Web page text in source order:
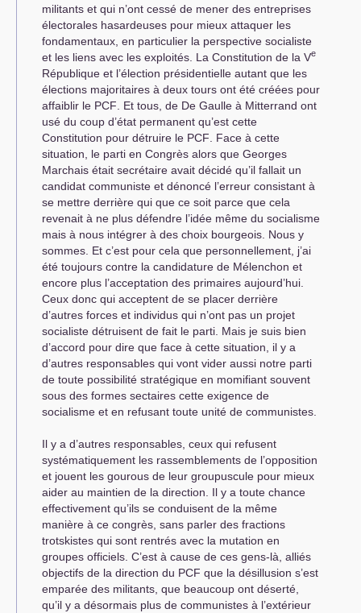
militants et qui n’ont cessé de mener des entreprises
électorales hasardeuses pour mieux attaquer les
fondamentaux, en particulier la perspective socialiste
et les liens avec les exploités. La Constitution de la Ve
République et l’élection présidentielle autant que les
élections majoritaires à deux tours ont été créées pour
affaiblir le PCF . Et tous, de De Gaulle à Mitterrand ont
usé du coup d’état permanent qu’est cette
Constitution pour détruire le PCF . Face à cette
situation, le parti en Congrès alors que Georges
Marchais était secrétaire avait décidé qu’il fallait un
candidat communiste et dénoncé l’erreur consistant à
se mettre derrière qui que ce soit parce que cela
revenait à ne plus défendre l’idée même du socialisme
mais à nous intégrer à des choix bourgeois. Nous y
sommes. Et c’est pour cela que personnellement, j’ai
été toujours contre la candidature de Mélenchon et
encore plus l’acceptation des primaires aujourd’hui.
Ceux donc qui acceptent de se placer derrière
d’autres forces et individus qui n’ont pas un projet
socialiste détruisent de fait le parti. Mais je suis bien
d’accord pour dire que face à cette situation, il y a
d’autres responsables qui vont vider aussi notre parti
de toute possibilité stratégique en momifiant souvent
sous des formes sectaires cette exigence de
socialisme et en refusant toute unité de communistes.
Il y a d’autres responsables, ceux qui refusent
systématiquement les rassemblements de l’opposition
et jouent les gourous de leur groupuscule pour mieux
aider au maintien de la direction. Il y a toute chance
effectivement qu’ils se conduisent de la même
manière à ce congrès, sans parler des fractions
trotskistes qui sont rentrés avec la mutation en
groupes officiels. C’est à cause de ces gens-là, alliés
objectifs de la direction du PCF que la désillusion s’est
emparée des militants, que beaucoup ont déserté,
qu’il y a désormais plus de communistes à l’extérieur